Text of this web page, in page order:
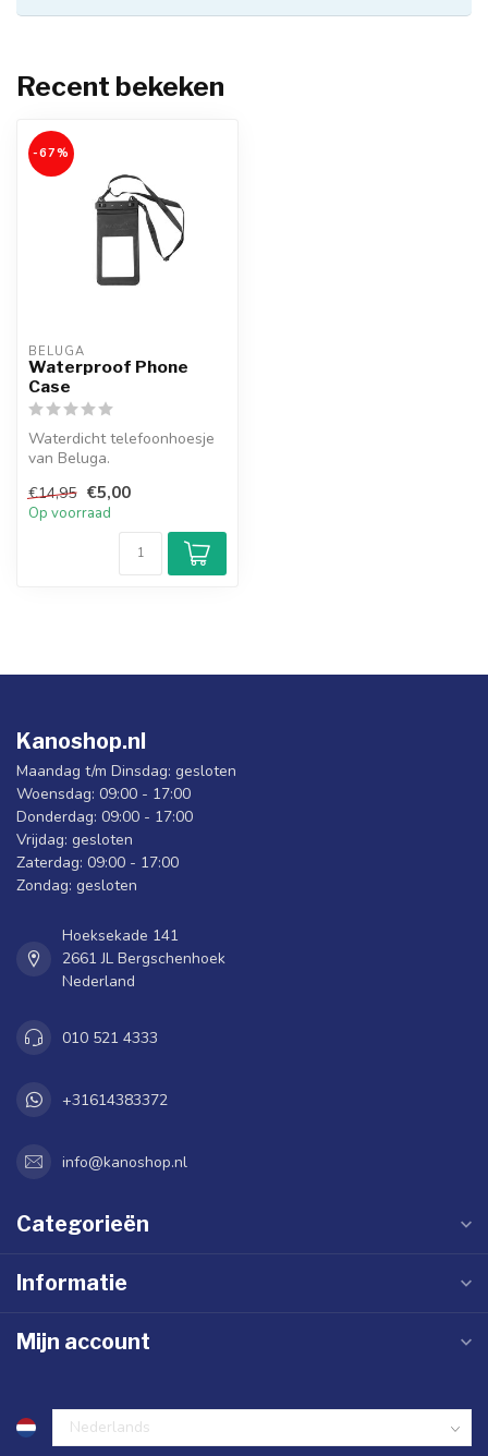
Recent bekeken
-67%
BELUGA
Waterproof Phone
Case
Waterdicht telefoonhoesje
van Beluga.
€14,95 €5,00
Op voorraad
Kanoshop.nl
Maandag t/m Dinsdag: gesloten
Woensdag: 09:00 - 17:00
Donderdag: 09:00 - 17:00
Vrijdag: gesloten
Zaterdag: 09:00 - 17:00
Zondag: gesloten
Hoeksekade 141
2661 JL Bergschenhoek
Nederland
010 521 4333
+31614383372
info@kanoshop.nl
Categorieën
Informatie
Mijn account